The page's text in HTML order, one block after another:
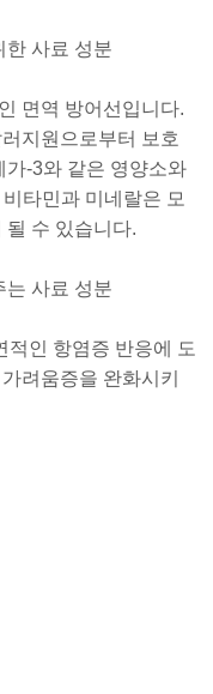
한 사료 성분
면역 방어선입니다.
지원으로부터 보호
가-3와 같은 영양소와
타민과 미네랄은 모
될 수 있습니다.
는 사료 성분
적인 항염증 반응에 도
려움증을 완화시키